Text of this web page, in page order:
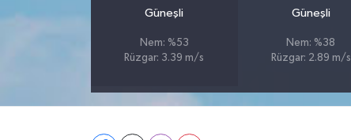
Güneşli
Nem: %53
Rüzgar: 3.39 m/s
Güneşli
Nem: %38
Rüzgar: 2.89 m/s